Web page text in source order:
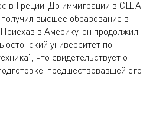
в Греции. До иммиграции в США
высшее образование в
в Америку, он продолжил
университет по
что свидетельствует о
предшествовавшей его